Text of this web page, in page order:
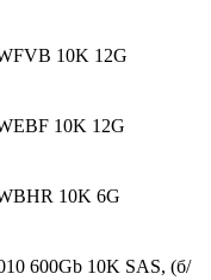
10K 12G
10K 12G
10K 6G
600Gb 10K SAS, (б/